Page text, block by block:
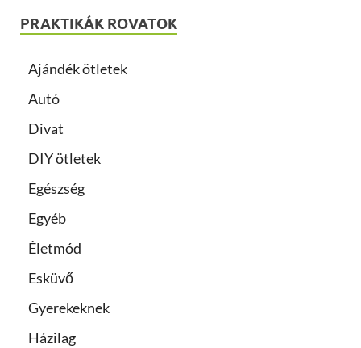
PRAKTIKÁK ROVATOK
Ajándék ötletek
Autó
Divat
DIY ötletek
Egészség
Egyéb
Életmód
Esküvő
Gyerekeknek
Házilag